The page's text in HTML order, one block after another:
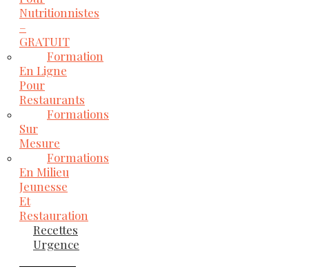
Nutritionnistes
–
GRATUIT
Formation
En Ligne
Pour
Restaurants
Formations
Sur
Mesure
Formations
En Milieu
Jeunesse
Et
Restauration
Recettes
Urgence